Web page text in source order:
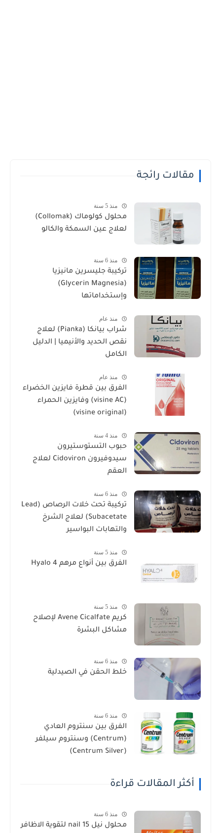
مقالات رائجة
منذ 5 سنة
محلول كولوماك (Collomak)
لعلاج عين السمكة والكالو
منذ 6 سنة
تركيبة جليسرين مانيزيا
(Glycerin Magnesia)
وإستخداماتها
منذ عام
شراب بيانكا (Pianka) لعلاج
نقص الحديد والأنيميا | الدليل
الكامل
منذ عام
الفرق بين قطرة فايزين الخضراء
(visine AC) وفايزين الحمراء
(visine original)
منذ 4 سنة
حبوب التستوستيرون
سيدوفيرون Cidoviron لعلاج
العقم
منذ 6 سنة
تركيبة تحت خلات الرصاص (Lead
Subacetate) لعلاج الشرخ
والتهابات البواسير
منذ 5 سنة
الفرق بين أنواع مرهم Hyalo 4
منذ 5 سنة
كريم Avene Cicalfate لإصلاح
مشاكل البشرة
منذ 6 سنة
خلط الحقن في الصيدلية
منذ 6 سنة
الفرق بين سنتروم العادي
(Centrum) وسنتروم سيلفر
(Centrum Silver)
أكثر المقالات قراءة
منذ 6 سنة
محلول نيل nail 15 لتقوية الاظافر